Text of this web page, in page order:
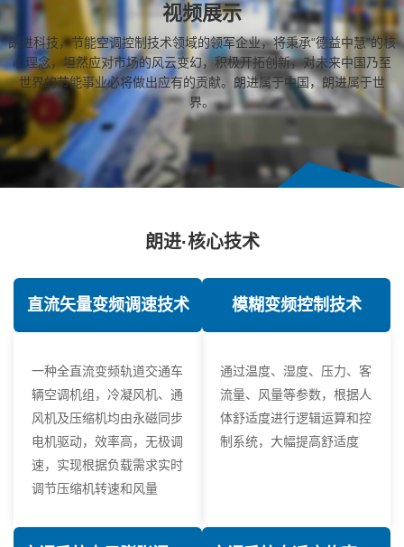
视频展示
朗进科技，节能空调控制技术领域的领军企业，将秉承“德益中慧”的核
心理念，坦然应对市场的风云变幻，积极开拓创新，对未来中国乃至
世界的节能事业必将做出应有的贡献。朗进属于中国，朗进属于世
界。
朗进·核心技术
直流矢量变频调速技术
一种全直流变频轨道交通车
辆空调机组，冷凝风机、通
风机及压缩机均由永磁同步
电机驱动，效率高，无极调
速，实现根据负载需求实时
调节压缩机转速和风量
模糊变频控制技术
通过温度、湿度、压力、客
流量、风量等参数，根据人
体舒适度进行逻辑运算和控
制系统，大幅提高舒适度